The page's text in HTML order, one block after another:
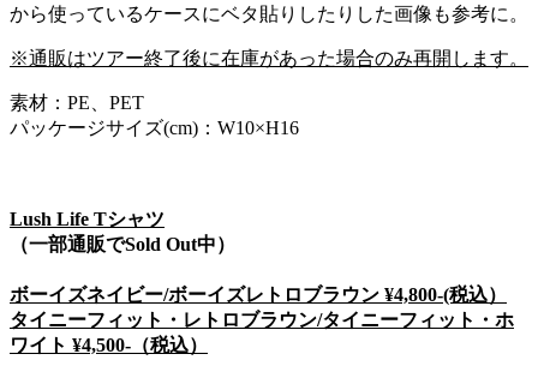
から使っているケースにベタ貼りしたりした画像も参考に。
※通販はツアー終了後に在庫があった場合のみ再開します。
素材：PE、PET
パッケージサイズ(cm)：W10×H16
Lush Life Tシャツ
（一部通販でSold Out中）
ボーイズネイビー/ボーイズレトロブラウン ¥4,800-(税込）
タイニーフィット・レトロブラウン/タイニーフィット・ホ
ワイト ¥4,500-（税込）